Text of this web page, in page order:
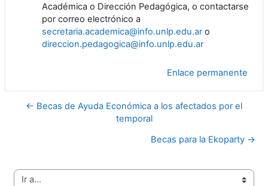
Académica o Dirección Pedagógica, o contactarse
por correo electrónico a
secretaria.academica@info.unlp.edu.aro
direccion.pedagogica@info.unlp.edu.ar
Enlace permanente
← Becas de Ayuda Económica a los afectados por el
temporal
Becas para la Ekoparty →